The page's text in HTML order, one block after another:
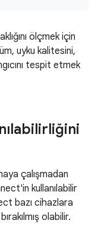
ölçmek için
uyku kalitesini,
tespit etmek
çalışmadan
kullanılabilir
bazı cihazlara
olabilir.